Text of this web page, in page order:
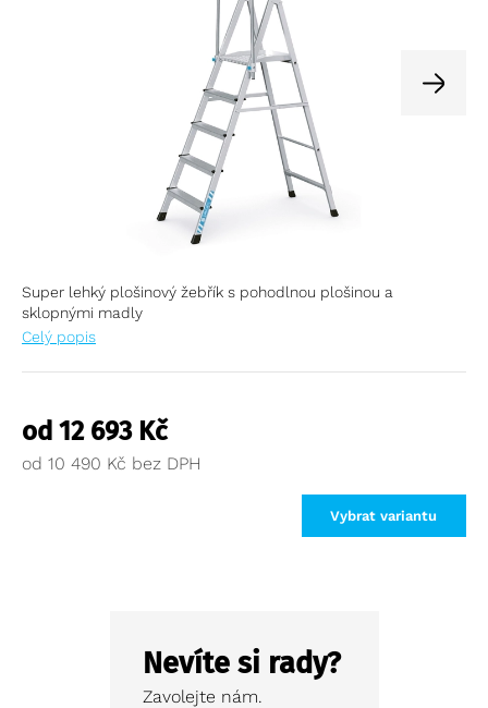
Super lehký plošinový žebřík s pohodlnou plošinou a
sklopnými madly
Celý popis
od 12 693 Kč
od 10 490 Kč
Vybrat variantu
Nevíte si rady?
Zavolejte nám.